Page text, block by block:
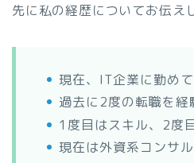
先に私の経歴についてお伝え
現在、IT企業に勤め
過去に2度の転職を経
1度目はスキル、2度
現在は外資系コンサ